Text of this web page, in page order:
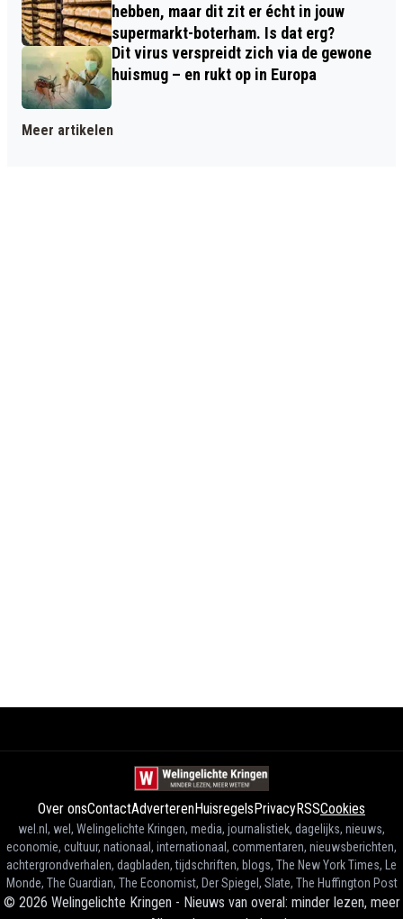
hebben, maar dit zit er écht in jouw
supermarkt-boterham. Is dat erg?
Dit virus verspreidt zich via de gewone
huismug – en rukt op in Europa
Meer artikelen
Over onsContactAdverterenHuisregelsPrivacyRSSCookies
wel.nl, wel, Welingelichte Kringen, media, journalistiek, dagelijks, nieuws,
economie, cultuur, nationaal, internationaal, commentaren, nieuwsberichten,
achtergrondverhalen, dagbladen, tijdschriften, blogs, The New York Times, Le
Monde, The Guardian, The Economist, Der Spiegel, Slate, The Huffington Post
© 2026 Welingelichte Kringen - Nieuws van overal: minder lezen, meer